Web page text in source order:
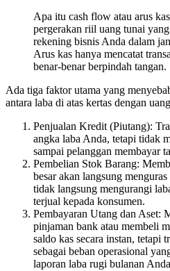
Apa itu cash flow atau arus
pergerakan riil uang tunai
rekening bisnis Anda dalam
Arus kas hanya mencatat
benar-benar berpindah tangan.
Ada tiga faktor utama yang
antara laba di atas kertas dengan
Penjualan Kredit (Piutang):
angka laba Anda, tetapi tidak
sampai pelanggan membayar
Pembelian Stok Barang:
besar akan langsung
tidak langsung mengurangi
terjual kepada konsumen.
Pembayaran Utang dan Aset:
pinjaman bank atau membeli
saldo kas secara instan, tetapi
sebagai beban operasional
laporan laba rugi bulanan